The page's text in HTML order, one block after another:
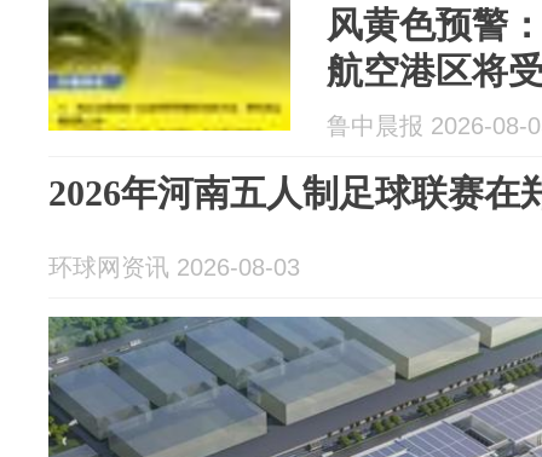
风黄色预警
航空港区将
并伴有强对
鲁中晨报 2026-08-
2026年河南五人制足球联赛在
环球网资讯 2026-08-03